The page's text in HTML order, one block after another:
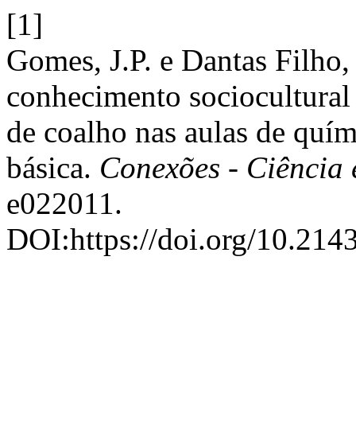
[1]
Gomes, J.P. e Dantas
conhecimento
de coalho nas aulas de
básica. Conexões - Ciência
e022011.
DOI:https://doi.org/